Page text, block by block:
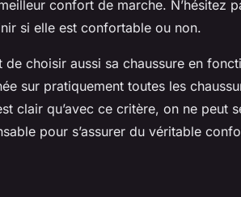
confort de marche. N’hésitez
si elle est confortable ou non.
de choisir aussi sa chaussure en
sur pratiquement toutes les
clair qu’avec ce critère, on ne peut
pour s’assurer du véritable